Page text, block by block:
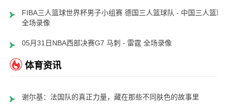
FIBA三人篮球世界杯男子小组赛 德国三人篮球队 - 中国三人篮球
全场录像
05月31日NBA西部决赛G7 马刺 - 雷霆 全场录像
体育资讯
谢尔基：法国队的真正力量，藏在那些不同肤色的故事里